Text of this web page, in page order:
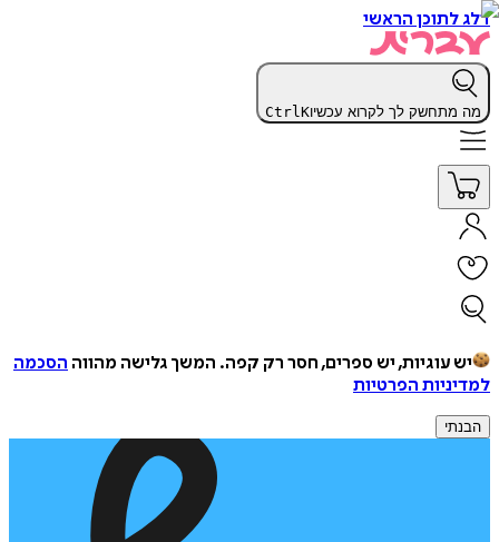
דלג לתוכן הראשי
מה מתחשק לך לקרוא עכשיו CtrlK
יש עוגיות, יש ספרים, חסר רק קפה. המשך גלישה מהווה הסכמה
למדיניות הפרטיות
הבנתי